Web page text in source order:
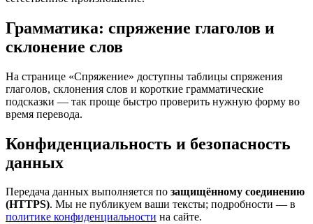
Грамматика: спряжение глаголов и
склонение слов
На странице «Спряжение» доступны таблицы спряжения
глаголов, склонения слов и короткие грамматические
подсказки — так проще быстро проверить нужную форму во
время перевода.
Конфиденциальность и безопасность
данных
Передача данных выполняется по защищённому соединению
(HTTPS). Мы не публикуем ваши тексты; подробности — в
политике конфиденциальности на сайте.